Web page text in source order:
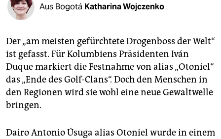
fragen & hilfe
abo
genossenschaft
epaper login
Aus Bogotá Katharina Wojczenko
Der „am meisten gefürchtete Drogenboss der Welt“
ist gefasst. Für Kolumbiens Präsidenten Iván
Duque markiert die Festnahme von alias „Otoniel“
das „Ende des Golf-Clans“. Doch den Menschen in
den Regionen wird sie wohl eine neue Gewaltwelle
bringen.
Dairo Antonio Úsuga alias Otoniel wurde in einem